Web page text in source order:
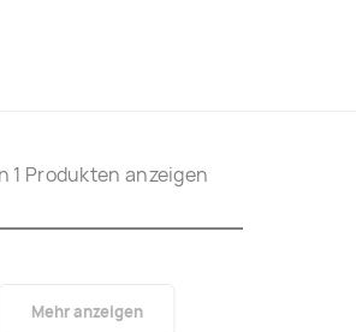
1 Produkten anzeigen
Mehr anzeigen